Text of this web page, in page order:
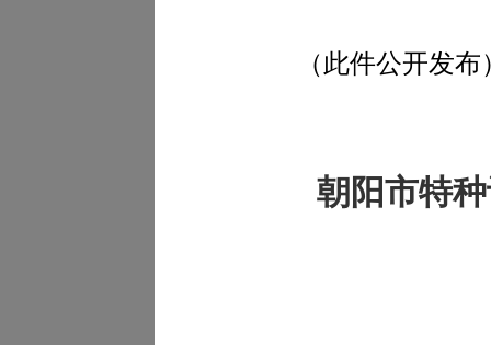
（此件公开发布
朝阳市特